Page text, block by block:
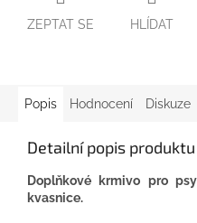
ZEPTAT SE HLÍDAT
Popis Hodnocení Diskuze
Detailní popis produktu
Doplňkové krmivo pro
kvasnice.